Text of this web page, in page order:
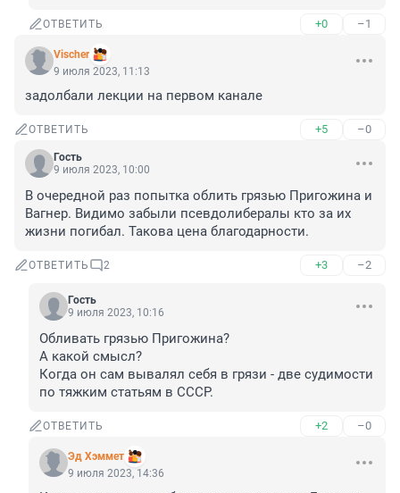
ОТВЕТИТЬ +0 –1
Vischer
9 июля 2023, 11:13
задолбали лекции на первом канале
ОТВЕТИТЬ +5 –0
Гость
9 июля 2023, 10:00
В очередной раз попытка облить грязью Пригожина и
Вагнер. Видимо забыли псевдолибералы кто за их
жизни погибал. Такова цена благодарности.
ОТВЕТИТЬ 2 +3 –2
Гость
9 июля 2023, 10:16
Обливать грязью Пригожина?
А какой смысл?
Когда он сам вывалял себя в грязи - две судимости
по тяжким статьям в СССР.
ОТВЕТИТЬ +2 –0
Эд Хэммет
9 июля 2023, 14:36